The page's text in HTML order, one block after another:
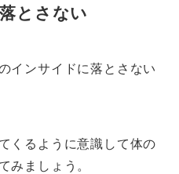
とさない
インサイドに落とさない
くるように意識して体の
みましょう。